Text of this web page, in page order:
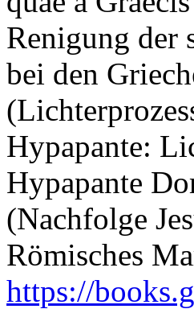
Renigung der
bei den
Hypapante:
Hypapante
(Nachfolge
Römisches
https://